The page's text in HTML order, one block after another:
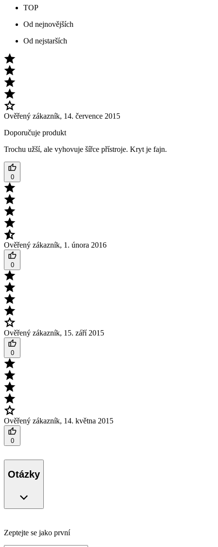
TOP
Od nejnovějších
Od nejstarších
Ověřený zákazník, 14. července 2015
Doporučuje produkt
Trochu užší, ale vyhovuje šířce přístroje. Kryt je fajn.
0
Ověřený zákazník, 1. února 2016
0
Ověřený zákazník, 15. září 2015
0
Ověřený zákazník, 14. května 2015
0
Otázky
Zeptejte se jako první